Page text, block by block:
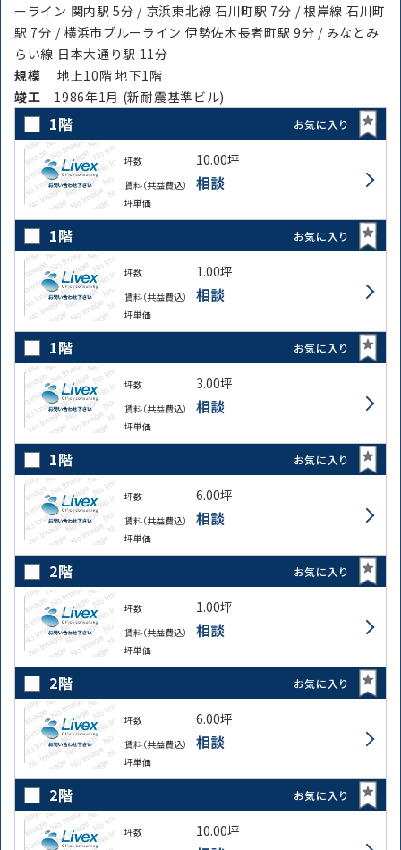
ーライン 関内駅 5分 / 京浜東北線 石川町駅 7分 / 根岸線 石川町
駅 7分 / 横浜市ブルーライン 伊勢佐木長者町駅 9分 / みなとみ
らい線 日本大通り駅 11分
規模
地上10階 地下1階
竣⼯ 1986年1月 (新耐震基準ビル)
1階 お気に入り
坪数 10.00坪
賃料（共益費込） 相談
坪単価
1階 お気に入り
坪数 1.00坪
賃料（共益費込） 相談
坪単価
1階 お気に入り
坪数 3.00坪
賃料（共益費込） 相談
坪単価
1階 お気に入り
坪数 6.00坪
賃料（共益費込） 相談
坪単価
2階 お気に入り
坪数 1.00坪
賃料（共益費込） 相談
坪単価
2階 お気に入り
坪数 6.00坪
賃料（共益費込） 相談
坪単価
2階 お気に入り
坪数 10.00坪